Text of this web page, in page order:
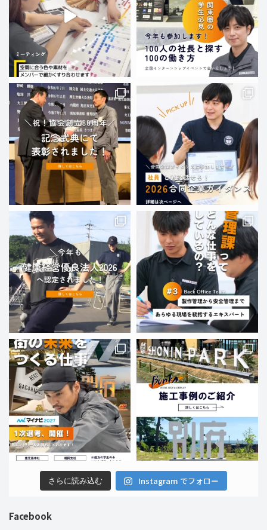
さらに読み込む Instagram でフォロー
Facebook